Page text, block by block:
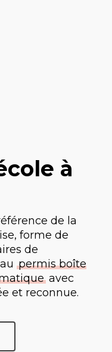
à
de la
forme de
de
aupermis boîte
avec
et reconnue.